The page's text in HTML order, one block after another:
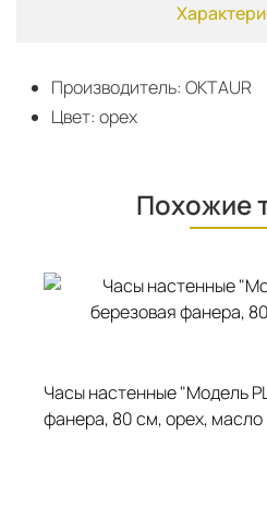
Производитель: OKTAUR
Цвет: орех
Похожие
Часы настенные "Модель
фанера, 80 см, орех, масло